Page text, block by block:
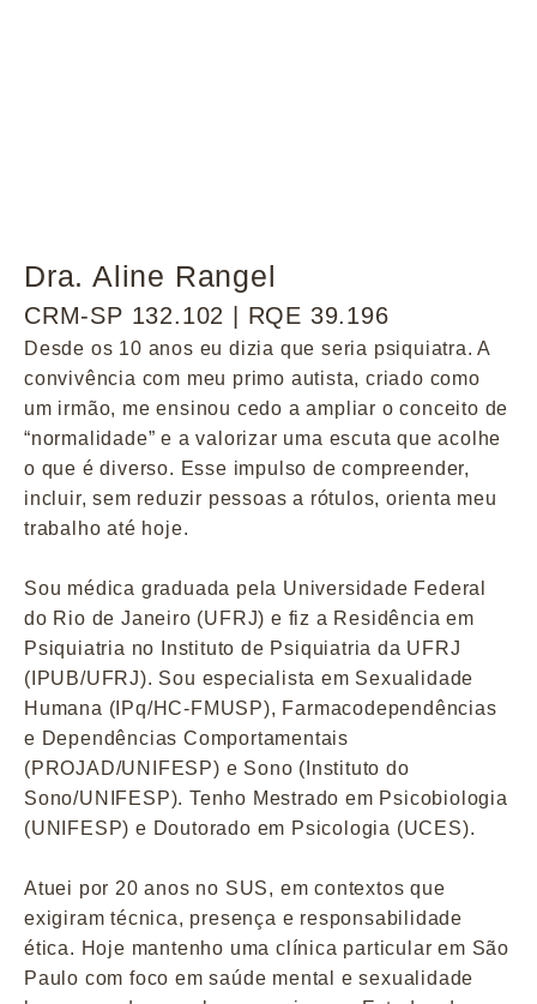
Dra. Aline Rangel
CRM-SP 132.102 | RQE 39.196
Desde os 10 anos eu dizia que seria psiquiatra. A
convivência com meu primo autista, criado como
um irmão, me ensinou cedo a ampliar o conceito de
“normalidade” e a valorizar uma escuta que acolhe
o que é diverso. Esse impulso de compreender,
incluir, sem reduzir pessoas a rótulos, orienta meu
trabalho até hoje.
Sou médica graduada pela Universidade Federal
do Rio de Janeiro (UFRJ) e fiz a Residência em
Psiquiatria no Instituto de Psiquiatria da UFRJ
(IPUB/UFRJ). Sou especialista em Sexualidade
Humana (IPq/HC-FMUSP), Farmacodependências
e Dependências Comportamentais
(PROJAD/UNIFESP) e Sono (Instituto do
Sono/UNIFESP). Tenho Mestrado em Psicobiologia
(UNIFESP) e Doutorado em Psicologia (UCES).
Atuei por 20 anos no SUS, em contextos que
exigiram técnica, presença e responsabilidade
ética. Hoje mantenho uma clínica particular em São
Paulo com foco em saúde mental e sexualidade